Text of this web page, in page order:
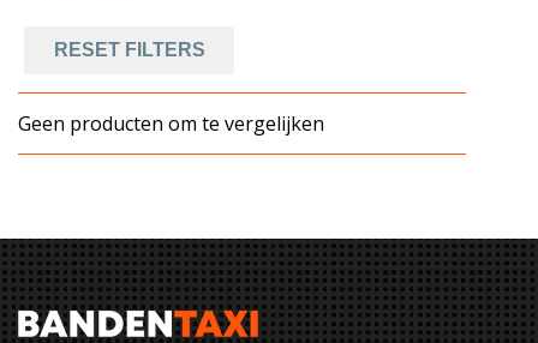
RESET FILTERS
Geen producten om te vergelijken